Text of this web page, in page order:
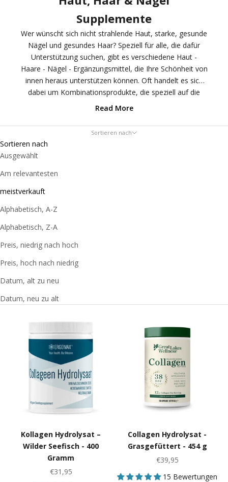
Supplemente
Wer wünscht sich nicht strahlende Haut, starke, gesunde
Nägel und gesundes Haar? Speziell für alle, die dafür
Unterstützung suchen, gibt es verschiedene Haut -
Haare - Nägel - Ergänzungsmittel, die Ihre Schönheit von
innen heraus unterstützen können. Oft handelt es sich
dabei um Kombinationsprodukte, die speziell auf die
Unterstützung von Haut, Haaren und Nägeln
Körpergewebe miteinander zusammenhängt. Wussten
Sie, dass Haare und Nägel modifizierte Formen der Haut
sind? Alle drei Gewebe befinden sich an der Außenseite
macht und die richtige Pflege wichtig macht.
Read More
Sortieren nach
Sortieren nach
Ausgewählt
Am relevantesten
meistverkauft
Alphabetisch, A-Z
Alphabetisch, Z-A
Preis, niedrig nach hoch
Preis, hoch nach niedrig
Datum, alt zu neu
Datum, neu zu alt
Kollagen Hydrolysat –
Wilder Seefisch - 400
Gramm
Angebot
€31,95
Collagen Hydrolysat -
Grasgefüttert - 454 g
Angebot
€39,95
15 Bewertungen